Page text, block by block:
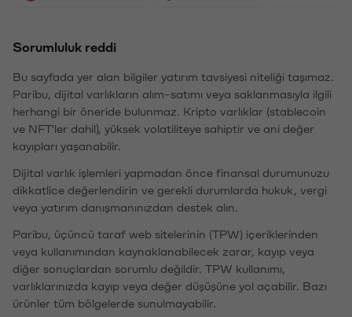
Sorumluluk reddi
Bu sayfada yer alan bilgiler yatırım tavsiyesi niteliği taşımaz.
Paribu, dijital varlıkların alım-satımı veya saklanmasıyla ilgili
herhangi bir öneride bulunmaz. Kripto varlıklar (stablecoin
ve NFT'ler dahil), yüksek volatiliteye sahiptir ve ani değer
kayıpları yaşanabilir.
Dijital varlık işlemleri yapmadan önce finansal durumunuzu
dikkatlice değerlendirin ve gerekli durumlarda hukuk, vergi
veya yatırım danışmanınızdan destek alın.
Paribu, üçüncü taraf web sitelerinin (TPW) içeriklerinden
veya kullanımından kaynaklanabilecek zarar, kayıp veya
diğer sonuçlardan sorumlu değildir. TPW kullanımı,
varlıklarınızda kayıp veya değer düşüşüne yol açabilir. Bazı
ürünler tüm bölgelerde sunulmayabilir.